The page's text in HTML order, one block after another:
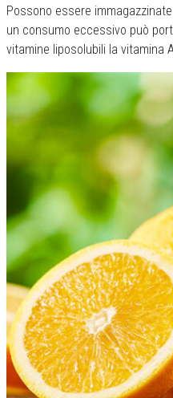
Possono essere
un consumo eccessivo può
vitamine liposolubili la vitamina